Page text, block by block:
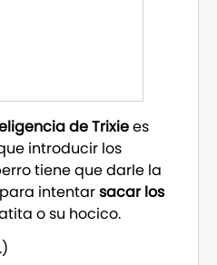
de Trixiees
introducir los
tiene que darle la
intentarsacar los
o su hocico.